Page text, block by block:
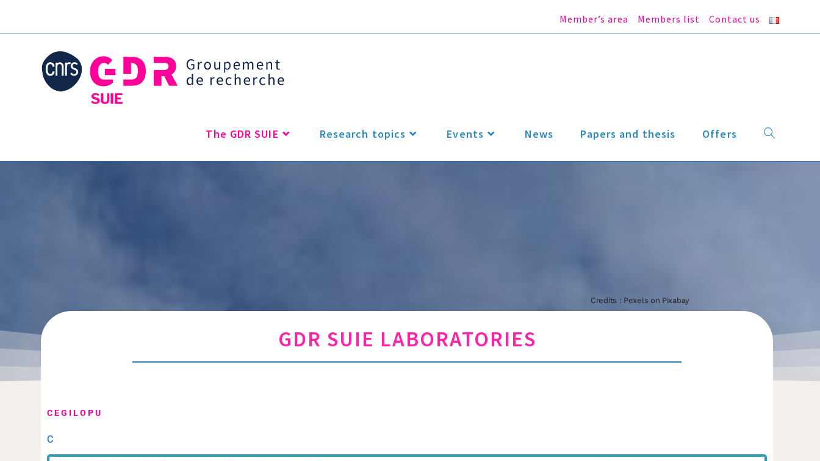
Member’s area Members list Contact us
The GDR SUIE Research topics Events News Papers and thesis Offers
Credits : Pexels on Pixabay
GDR SUIE LABORATORIES
C E G I L O P U
C